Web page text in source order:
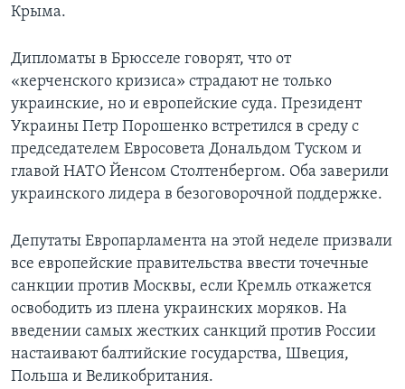
Крыма.
Дипломаты в Брюсселе говорят, что от
«керченского кризиса» страдают не только
украинские, но и европейские суда. Президент
Украины Петр Порошенко встретился в среду с
председателем Евросовета Дональдом Туском и
главой НАТО Йенсом Столтенбергом. Оба заверили
украинского лидера в безоговорочной поддержке.
Депутаты Европарламента на этой неделе призвали
все европейские правительства ввести точечные
санкции против Москвы, если Кремль откажется
освободить из плена украинских моряков. На
введении самых жестких санкций против России
настаивают балтийские государства, Швеция,
Польша и Великобритания.